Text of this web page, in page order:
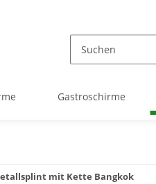
Gastroschirme
mit Kette Bangkok